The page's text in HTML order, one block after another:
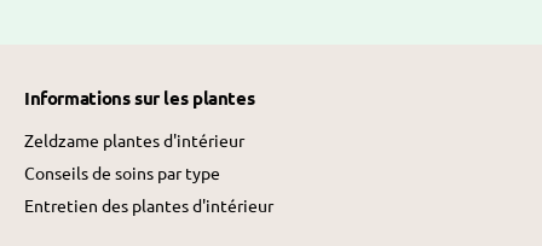
Informations sur les plantes
Zeldzame plantes d'intérieur
Conseils de soins par type
Entretien des plantes d'intérieur